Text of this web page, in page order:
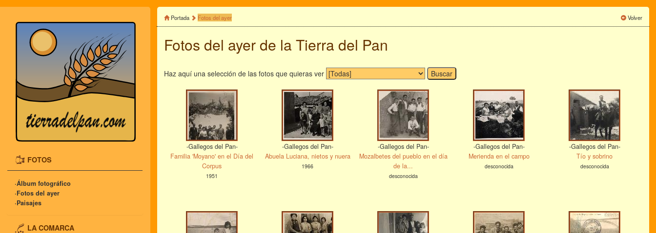
FOTOS
·Álbum fotográfico
·Fotos del ayer
·Paisajes
LA COMARCA
Portada Fotos del ayer Volver
Fotos del ayer de la Tierra del Pan
Haz aquí una selección de las fotos que quieras ver
-Gallegos del Pan-
Familia 'Moyano' en el Día del
Corpus
1951
-Gallegos del Pan-
Abuela Luciana, nietos y nuera
1966
-Gallegos del Pan-
Mozalbetes del pueblo en el día
de la...
desconocida
-Gallegos del Pan-
Merienda en el campo
desconocida
-Gallegos del Pan-
Tío y sobrino
desconocida